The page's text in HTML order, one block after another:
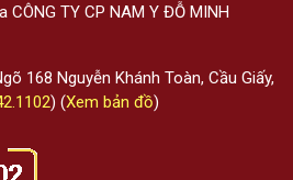
TY CP NAM Y ĐỖ MINH
168 Nguyễn Khánh Toàn, Cầu Giấy,
) (Xem bản đồ)